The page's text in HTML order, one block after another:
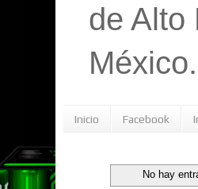
de Alto
México.
Inicio Facebook
No hay